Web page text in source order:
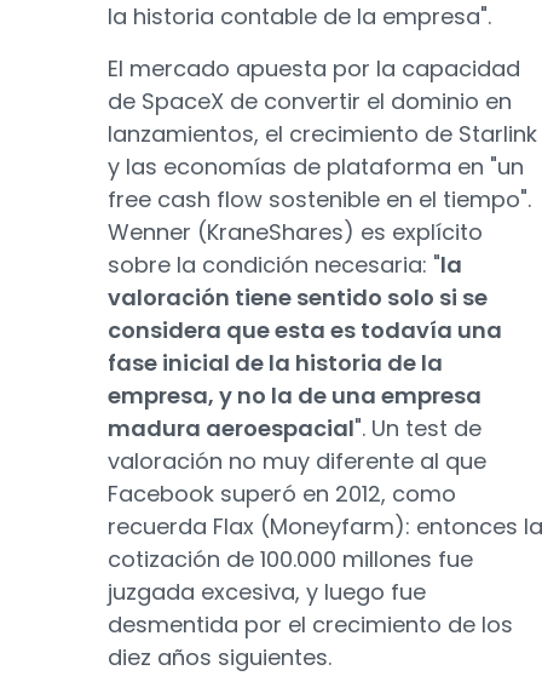
la historia contable de la empresa".
El mercado apuesta por la capacidad
de SpaceX de convertir el dominio en
lanzamientos, el crecimiento de Starlink
y las economías de plataforma en "un
free cash flow sostenible en el tiempo".
Wenner (KraneShares) es explícito
sobre la condición necesaria: "la
valoración tiene sentido solo si se
considera que esta es todavía una
fase inicial de la historia de la
empresa, y no la de una empresa
madura aeroespacial". Un test de
valoración no muy diferente al que
Facebook superó en 2012, como
recuerda Flax (Moneyfarm): entonces la
cotización de 100.000 millones fue
juzgada excesiva, y luego fue
desmentida por el crecimiento de los
diez años siguientes.